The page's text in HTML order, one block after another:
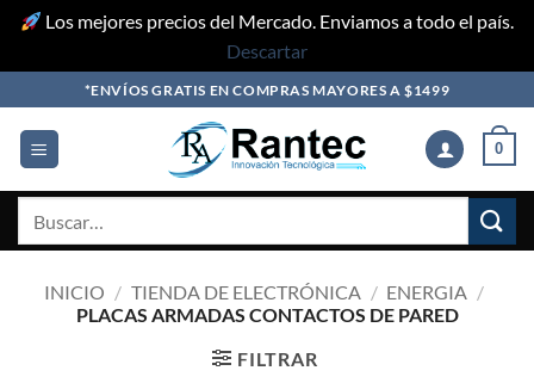
Los mejores precios del Mercado. Enviamos a todo el país.
Descartar
to
content
*ENVÍOS GRATIS EN COMPRAS MAYORES A $1499
0
INICIO / TIENDA DE ELECTRÓNICA / ENERGIA /
PLACAS ARMADAS CONTACTOS DE PARED
FILTRAR